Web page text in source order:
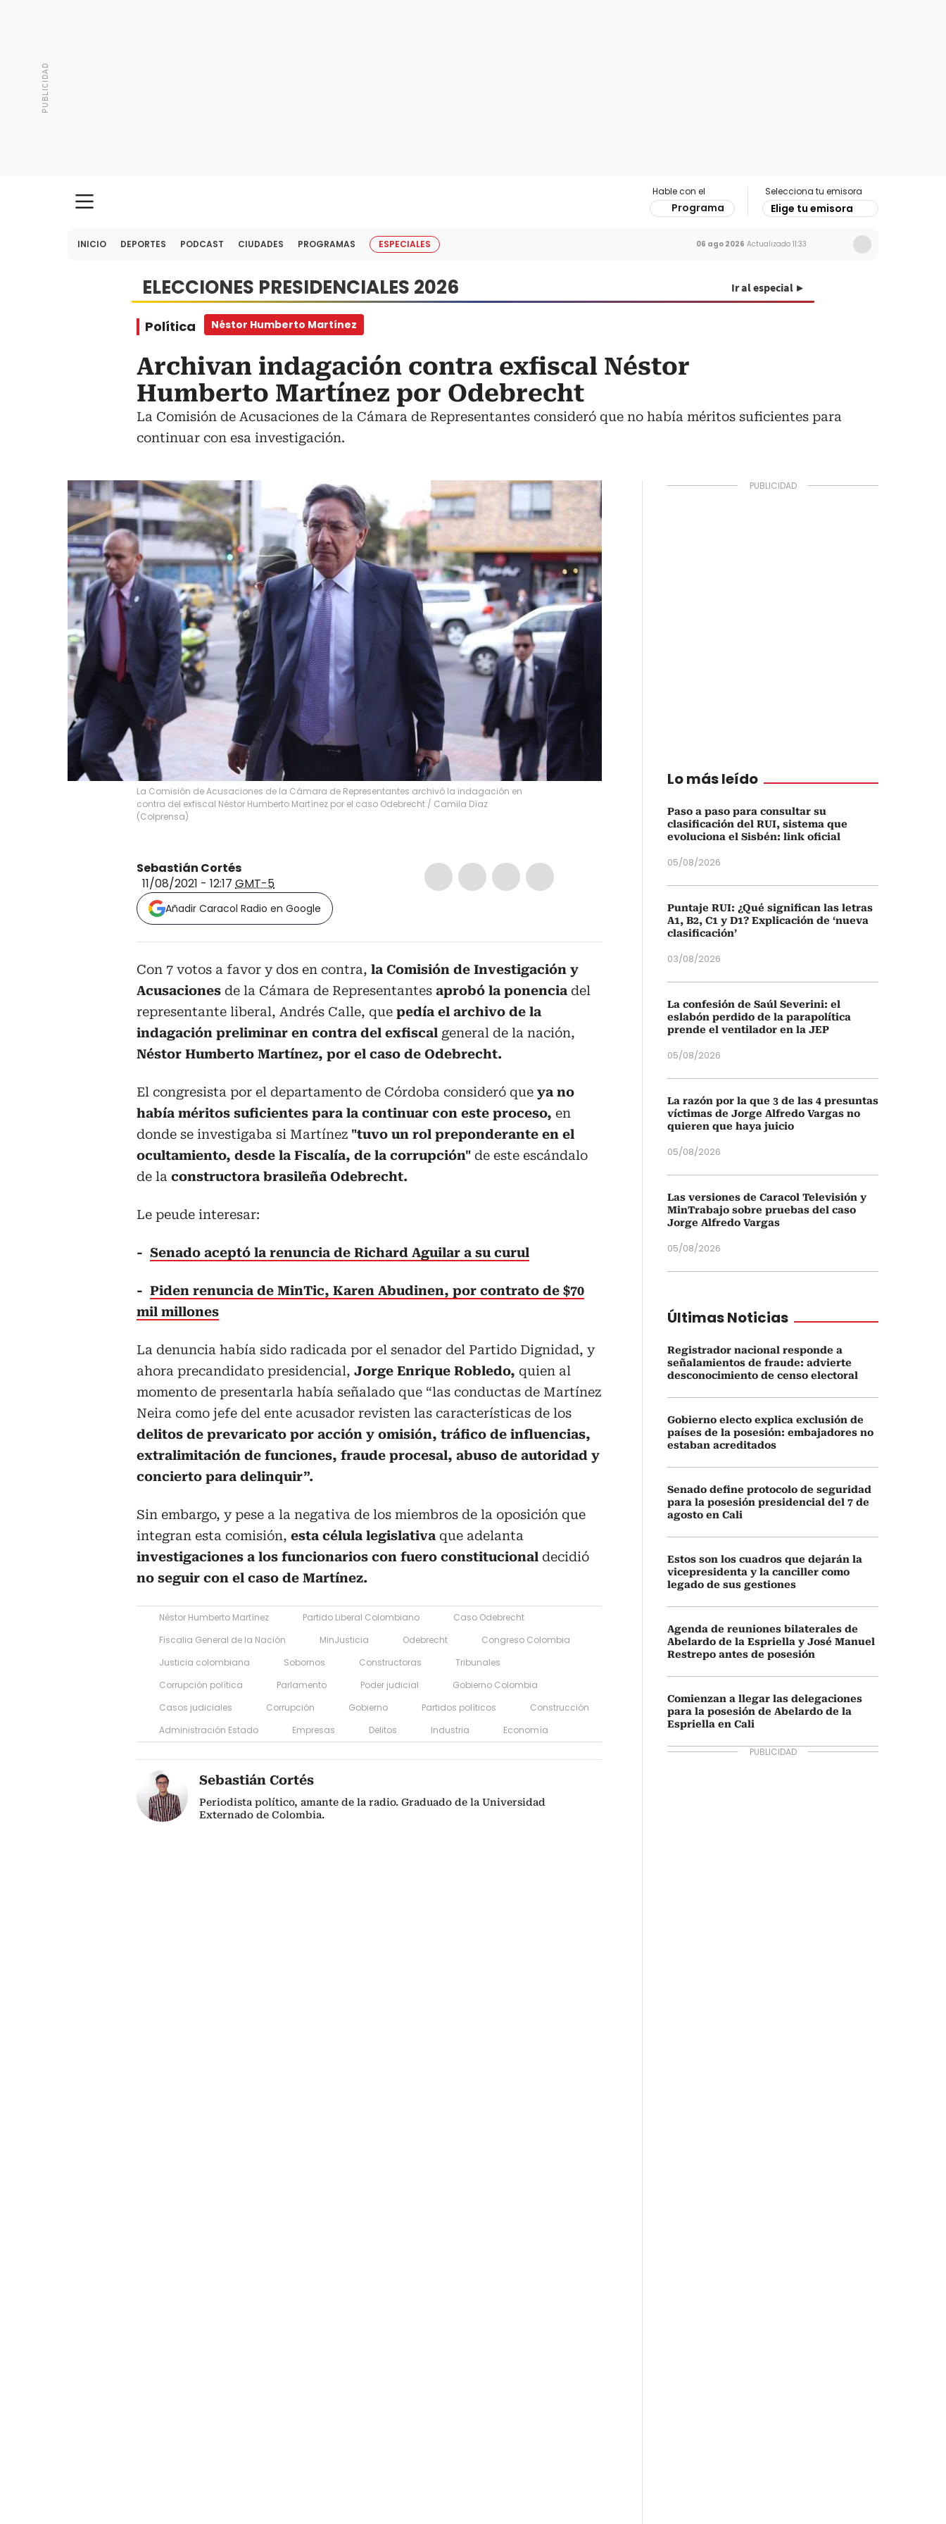
Hable con el
Programa
Selecciona tu emisora
Elige tu emisora
INICIO DEPORTES PODCAST CIUDADES PROGRAMAS ESPECIALES 06 ago 2026 Actualizado 11:33
ELECCIONES PRESIDENCIALES 2026 Ir al especial
Política Néstor Humberto Martínez
Archivan indagación contra exfiscal Néstor
Humberto Martínez por Odebrecht
La Comisión de Acusaciones de la Cámara de Representantes consideró que no había méritos suficientes para
continuar con esa investigación.
La Comisión de Acusaciones de la Cámara de Representantes archivó la indagación en
contra del exfiscal Néstor Humberto Martínez por el caso Odebrecht / Camila Díaz
(Colprensa)
Sebastián Cortés
11/08/2021 - 12:17 GMT-5
Añadir Caracol Radio en Google
Con 7 votos a favor y dos en contra, la Comisión de Investigación y
Acusaciones de la Cámara de Representantes aprobó la ponencia del
representante liberal, Andrés Calle, que pedía el archivo de la
indagación preliminar en contra del exfiscal general de la nación,
Néstor Humberto Martínez, por el caso de Odebrecht.
El congresista por el departamento de Córdoba consideró que ya no
había méritos suficientes para la continuar con este proceso, en
donde se investigaba si Martínez "tuvo un rol preponderante en el
ocultamiento, desde la Fiscalía, de la corrupción" de este escándalo
de la constructora brasileña Odebrecht.
Le peude interesar:
- Senado aceptó la renuncia de Richard Aguilar a su curul
- Piden renuncia de MinTic, Karen Abudinen, por contrato de $70
mil millones
La denuncia había sido radicada por el senador del Partido Dignidad, y
ahora precandidato presidencial, Jorge Enrique Robledo, quien al
momento de presentarla había señalado que “las conductas de Martínez
Neira como jefe del ente acusador revisten las características de los
delitos de prevaricato por acción y omisión, tráfico de influencias,
extralimitación de funciones, fraude procesal, abuso de autoridad y
concierto para delinquir”.
Sin embargo, y pese a la negativa de los miembros de la oposición que
integran esta comisión, esta célula legislativa que adelanta
investigaciones a los funcionarios con fuero constitucional decidió
no seguir con el caso de Martínez.
Néstor Humberto Martínez Partido Liberal Colombiano
Caso Odebrecht
Fiscalia General de la Nación
MinJusticia Odebrecht
Congreso Colombia
Justicia colombiana
Sobornos Constructoras
Tribunales
Corrupción política
Parlamento Poder judicial
Gobierno Colombia
Casos judiciales
Corrupción Gobierno Partidos políticos
Construcción
Administración Estado
Empresas Delitos Industria Economía
Sebastián Cortés
Periodista político, amante de la radio. Graduado de la Universidad
Externado de Colombia.
Lo más leído
Paso a paso para consultar su
clasificación del RUI, sistema que
evoluciona el Sisbén: link oficial
05/08/2026
Puntaje RUI: ¿Qué significan las letras
A1, B2, C1 y D1? Explicación de ‘nueva
clasificación’
03/08/2026
La confesión de Saúl Severini: el
eslabón perdido de la parapolítica
prende el ventilador en la JEP
05/08/2026
La razón por la que 3 de las 4 presuntas
víctimas de Jorge Alfredo Vargas no
quieren que haya juicio
05/08/2026
Las versiones de Caracol Televisión y
MinTrabajo sobre pruebas del caso
Jorge Alfredo Vargas
05/08/2026
Últimas Noticias
Registrador nacional responde a
señalamientos de fraude: advierte
desconocimiento de censo electoral
Gobierno electo explica exclusión de
países de la posesión: embajadores no
estaban acreditados
Senado define protocolo de seguridad
para la posesión presidencial del 7 de
agosto en Cali
Estos son los cuadros que dejarán la
vicepresidenta y la canciller como
legado de sus gestiones
Agenda de reuniones bilaterales de
Abelardo de la Espriella y José Manuel
Restrepo antes de posesión
Comienzan a llegar las delegaciones
para la posesión de Abelardo de la
Espriella en Cali